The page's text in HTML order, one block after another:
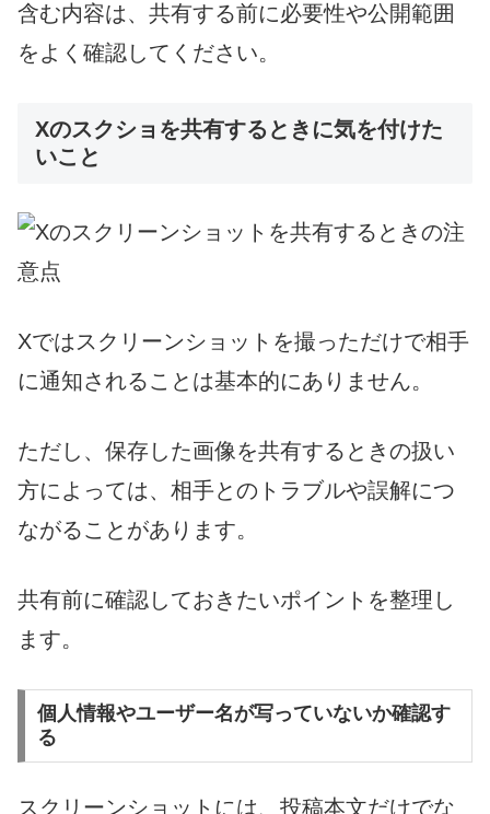
含む内容は、共有する前に必要性や公開範囲
をよく確認してください。
Xのスクショを共有するときに気を付けた
いこと
Xではスクリーンショットを撮っただけで相手
に通知されることは基本的にありません。
ただし、保存した画像を共有するときの扱い
方によっては、相手とのトラブルや誤解につ
ながることがあります。
共有前に確認しておきたいポイントを整理し
ます。
個人情報やユーザー名が写っていないか確認す
る
スクリーンショットには、投稿本文だけでな